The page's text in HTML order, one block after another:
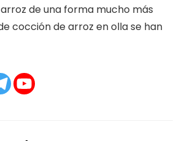
de una forma mucho más
cocción de arroz en olla se han